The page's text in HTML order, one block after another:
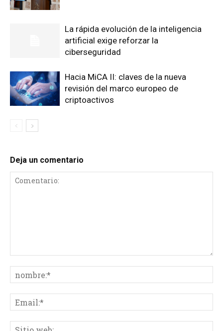
La rápida evolución de la inteligencia
artificial exige reforzar la
ciberseguridad
Hacia MiCA II: claves de la nueva
revisión del marco europeo de
criptoactivos
Deja un comentario